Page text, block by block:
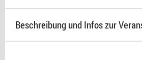
Beschreibung und Infos zur